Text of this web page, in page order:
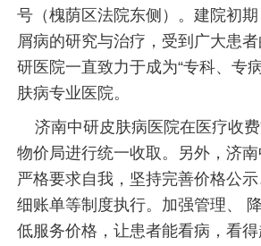
号（槐荫区法院东侧）。建院初
屑病的研究与治疗，受到广大患
研医院一直致力于成为“专科、专
肤病专业医院。
济南中研皮肤病医院在医疗收
物价局进行统一收取。另外，济
严格要求自我，坚持完善价格公
细账单等制度执行。加强管理、
低服务价格，让患者能看病，看